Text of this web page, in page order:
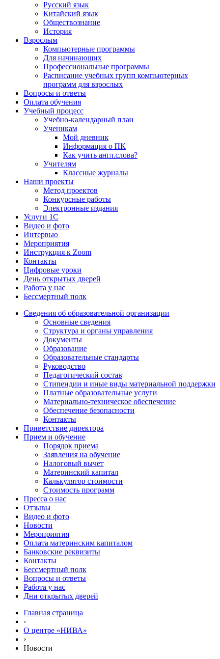
Русский язык
Китайский язык
Обществознание
История
Взрослым
Компьютерные программы
Для начинающих
Профессиональные программы
Расписание учебных групп компьютерных
программ для взрослых
Вопросы и ответы
Оплата обучения
Учебный процесс
Учебно-календарный план
Ученикам
Мой дневник
Информация о ПК
Как учить англ.слова?
Учителям
Классные журналы
Наши проекты
Метод проектов
Конкурсные работы
Электронные издания
Услуги 1C
Видео и фото
Интервью
Мероприятия
Инструкция к Zoom
Контакты
Цифровые уроки
День открытых дверей
Работа у нас
Бессмертный полк
Сведения об образовательной организации
Основные сведения
Структура и органы управления
Документы
Образование
Образовательные стандарты
Руководство
Педагогический состав
Стипендии и иные виды материальной поддержки
Платные образовательные услуги
Материально-техническое обеспечение
Обеспечение безопасности
Контакты
Приветствие директора
Прием и обучение
Порядок приема
Заявления на обучение
Налоговый вычет
Материнский капитал
Калькулятор стоимости
Стоимость программ
Пресса о нас
Отзывы
Видео и фото
Новости
Мероприятия
Оплата материнским капиталом
Банковские реквизиты
Контакты
Бессмертный полк
Вопросы и ответы
Работа у нас
Дни открытых дверей
Главная страница
›
О центре «НИВА»
›
Новости